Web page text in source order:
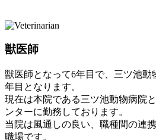
獣医師
獣医師となって6年目で、三ツ池動
年目となります。
現在は本院である三ツ池動物病院
ンターに勤務しております。
当院は風通しの良い、職種間の連
職場です。